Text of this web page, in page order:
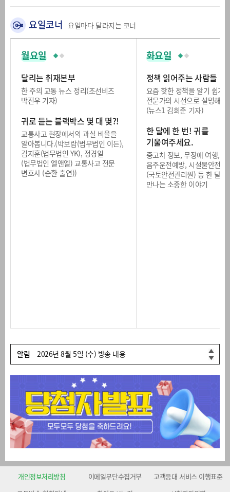
요일코너 요일마다 달라지는 코너
월요일
달리는 취재본부
한 주의 교통 뉴스 정리(조선비즈
박진우 기자)
귀로 듣는 블랙박스 몇 대 몇?!
교통사고 현장에서의 과실 비율을
알아봅니다.(박보람(법무법인 이든),
김지훈(법무법인 YK), 정경일
(법무법인 엘앤엘) 교통사고 전문
변호사 (순환 출연))
화요일
정책 읽어주는 사람들
요즘 핫한 정책을 알기 쉽게
전문가의 시선으로 설명해
(뉴스1 김희준 기자)
한 달에 한 번! 귀를
기울여주세요.
중고차 정보, 무장애 여행,
음주운전예방, 시설물안전
(국토안전관리원) 등 한 달에
만나는 소중한 이야기
알림
2026년 8월 6일 (목) 방송 내용
2026년 8월 5일 (수) 방송 내용
2026년 8월 4일 (화) 방송 내용
2026년 8월 3일 (월) 방송 내용
2026년 8월 7일 (금) 방송 내용
개인정보처리방침 이메일무단수집거부
고객응대 서비스 이행표준